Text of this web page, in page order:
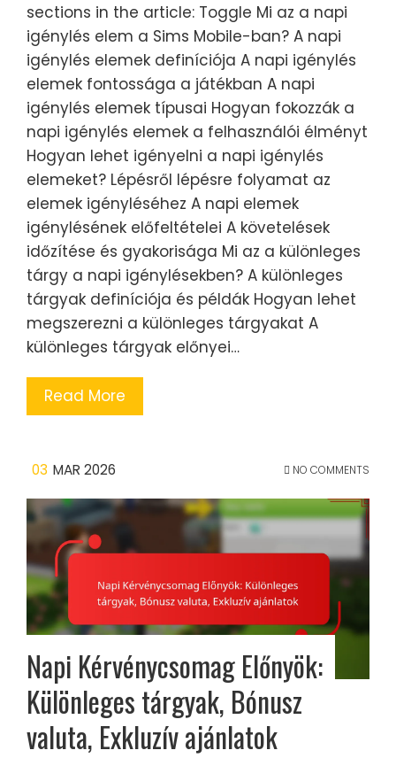
sections in the article: Toggle Mi az a napi
igénylés elem a Sims Mobile-ban? A napi
igénylés elemek definíciója A napi igénylés
elemek fontossága a játékban A napi
igénylés elemek típusai Hogyan fokozzák a
napi igénylés elemek a felhasználói élményt
Hogyan lehet igényelni a napi igénylés
elemeket? Lépésről lépésre folyamat az
elemek igényléséhez A napi elemek
igénylésének előfeltételei A követelések
időzítése és gyakorisága Mi az a különleges
tárgy a napi igénylésekben? A különleges
tárgyak definíciója és példák Hogyan lehet
megszerezni a különleges tárgyakat A
különleges tárgyak előnyei…
Read More
03 MAR 2026 NO COMMENTS
Napi Kérvénycsomag Előnyök:
Különleges tárgyak, Bónusz
valuta, Exkluzív ajánlatok